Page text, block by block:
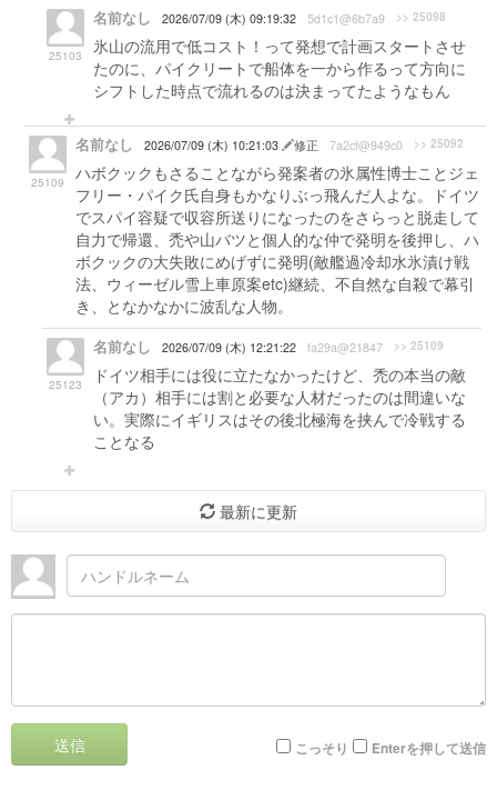
25103
名前なし 2026/07/09 (木) 09:19:32 5d1c1@6b7a9 >> 25098
氷山の流用で低コスト！って発想で計画スタートさせ
たのに、パイクリートで船体を一から作るって方向に
シフトした時点で流れるのは決まってたようなもん
25109
名前なし 2026/07/09 (木) 10:21:03 修正 7a2cf@949c0 >> 25092
ハボクックもさることながら発案者の氷属性博士ことジェ
フリー・パイク氏自身もかなりぶっ飛んだ人よな。ドイツ
でスパイ容疑で収容所送りになったのをさらっと脱走して
自力で帰還、禿や山バツと個人的な仲で発明を後押し、ハ
ボクックの大失敗にめげずに発明(敵艦過冷却水氷漬け戦
法、ウィーゼル雪上車原案etc)継続、不自然な自殺で幕引
き、となかなかに波乱な人物。
25123
名前なし 2026/07/09 (木) 12:21:22 fa29a@21847 >> 25109
ドイツ相手には役に立たなかったけど、禿の本当の敵
（アカ）相手には割と必要な人材だったのは間違いな
い。実際にイギリスはその後北極海を挟んで冷戦する
ことなる
最新に更新
送信 こっそり Enterを押して送信